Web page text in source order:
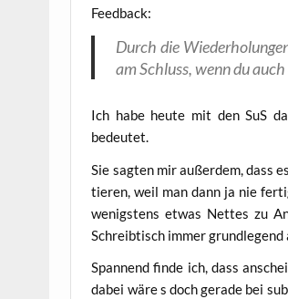
Feedback:
Durch die
am Schluss, wenn du
Ich habe heu­te mit den SuS
bedeutet.
Sie sag­ten mir außer­dem, dass
tie­ren, weil man dann ja nie
wenigs­tens etwas Net­tes zu
Schreib­tisch immer
Span­nend fin­de ich, dass
dabei wäre s doch gera­de bei